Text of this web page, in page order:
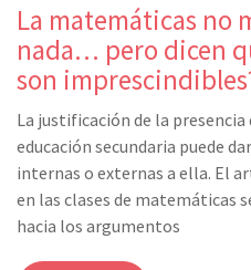
La matemáticas no
nada… pero dicen
son
La justificación de la
educación secundaria puede
internas o externas a ella. El
en las clases de matemáticas
hacia los argumentos